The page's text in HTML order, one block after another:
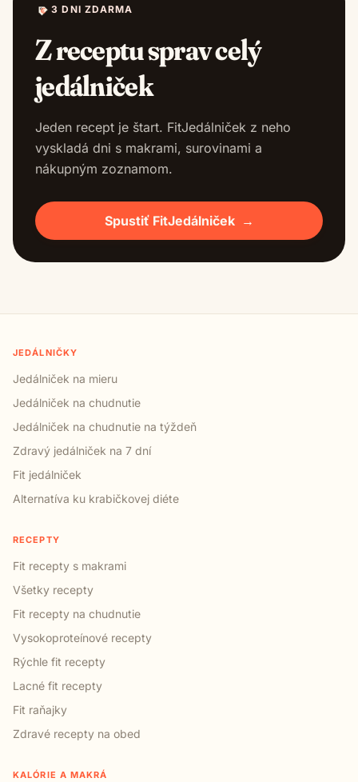
3 DNI ZDARMA
Z receptu sprav celý
jedálniček
Jeden recept je štart. FitJedálniček z neho
vyskladá dni s makrami, surovinami a
nákupným zoznamom.
Spustiť FitJedálniček →
JEDÁLNIČKY
Jedálniček na mieru
Jedálniček na chudnutie
Jedálniček na chudnutie na týždeň
Zdravý jedálniček na 7 dní
Fit jedálniček
Alternatíva ku krabičkovej diéte
RECEPTY
Fit recepty s makrami
Všetky recepty
Fit recepty na chudnutie
Vysokoproteínové recepty
Rýchle fit recepty
Lacné fit recepty
Fit raňajky
Zdravé recepty na obed
KALÓRIE A MAKRÁ